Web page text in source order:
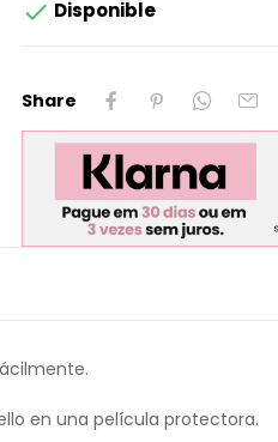
 Disponible
Share
en una película protectora.